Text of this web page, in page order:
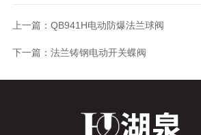
上一篇： QB941H电动防爆法兰球阀
下一篇： 法兰铸钢电动开关蝶阀